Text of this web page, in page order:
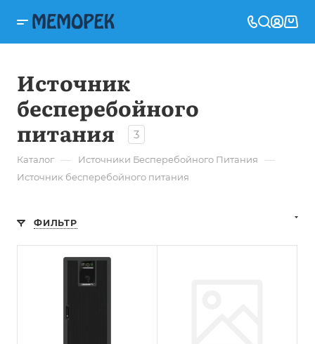
Источник
бесперебойного
питания
3
Каталог — Источники Бесперебойного Питания —
Источник бесперебойного питания
ФИЛЬТР